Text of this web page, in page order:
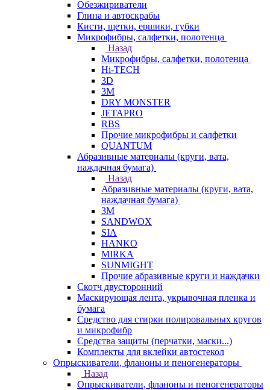
Обезжириватели
Глина и автоскрабы
Кисти, щетки, ершики, губки
Микрофибры, салфетки, полотенца
Назад
Микрофибры, салфетки, полотенца
Hi-TECH
3D
3М
DRY MONSTER
JETAPRO
RBS
Прочие микрофибры и салфетки
QUANTUM
Абразивные материалы (круги, вата,
наждачная бумага)
Назад
Абразивные материалы (круги, вата,
наждачная бумага)
3М
SANDWOX
SIA
HANKO
MIRKA
SUNMIGHT
Прочие абразивные круги и наждачки
Скотч двусторонний
Маскирующая лента, укрывочная пленка и
бумага
Средство для стирки полировальных кругов
и микрофибр
Средства защиты (перчатки, маски...)
Комплекты для вклейки автостекол
Опрыскиватели, фланоны и пеногенераторы
Назад
Опрыскиватели, фланоны и пеногенераторы